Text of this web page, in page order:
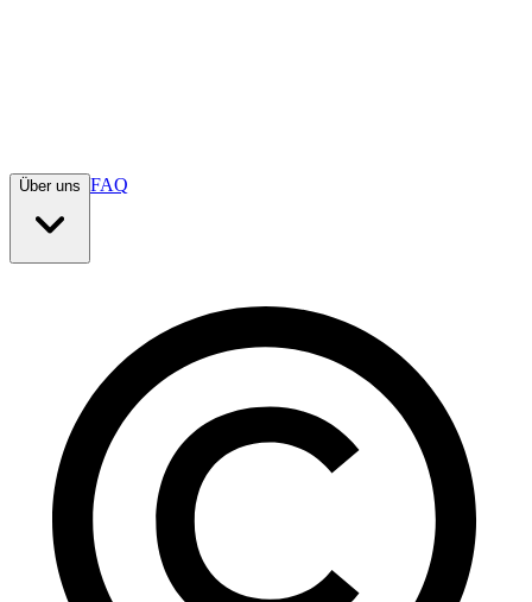
Über uns FAQ